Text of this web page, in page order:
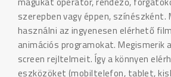
szerepben vagy éppen, színészként.
használni az ingyenesen elérhető
animációs programokat. Megismerik
screen rejltelmeit. Így a könnyen
eszközöket (mobiltelefon, tablet,